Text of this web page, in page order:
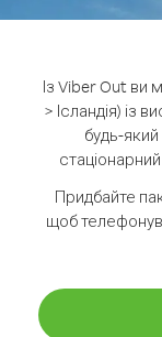
Із Viber Out ви
> Ісландія) із
будь-
Придбайте
щоб